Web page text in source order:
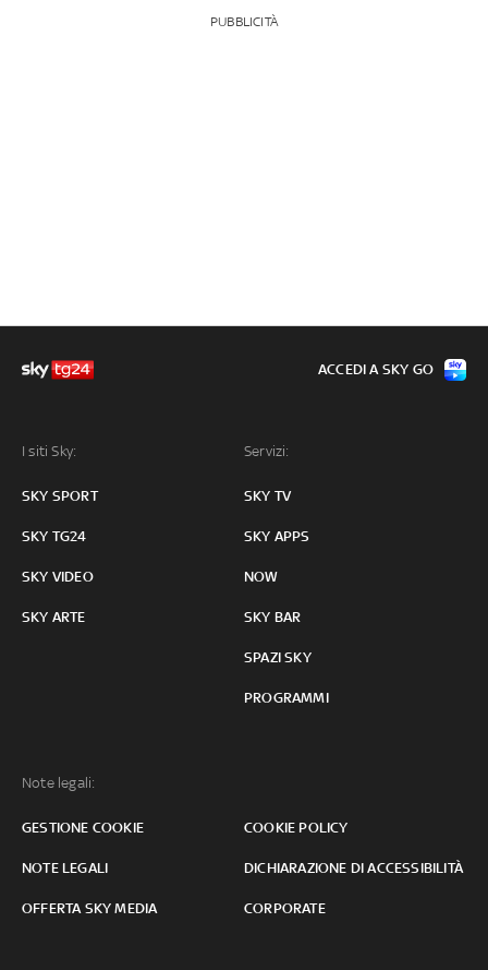
PUBBLICITÀ
I siti Sky:
SKY SPORT
SKY TG24
SKY VIDEO
SKY ARTE
Servizi:
SKY TV
SKY APPS
NOW
SKY BAR
SPAZI SKY
PROGRAMMI
Note legali:
GESTIONE COOKIE COOKIE POLICY
NOTE LEGALI DICHIARAZIONE DI ACCESSIBILITÀ
OFFERTA SKY MEDIA CORPORATE
ACCEDI A SKY GO